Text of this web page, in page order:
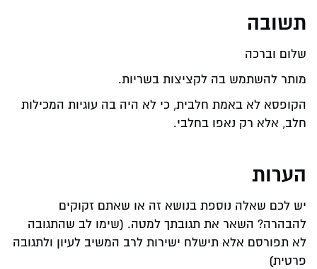
תשובה
שלום וברכה
מותר להשתמש בה לקציצות בשריות.
הקופסא לא באמת חלבית, כי לא היה בה עוגיות המכילות
חלב, אלא רק נאפו בחלבי.
הערות
יש לכם שאלה נוספת בנושא זה או שאתם זקוקים
להבהרה? השאר את תגובתך למטה. (שימו לב שהתגובה
לא תפורסם אלא תישלח ישירות לרב המשיב לעיון ולתגובה
פרטית)